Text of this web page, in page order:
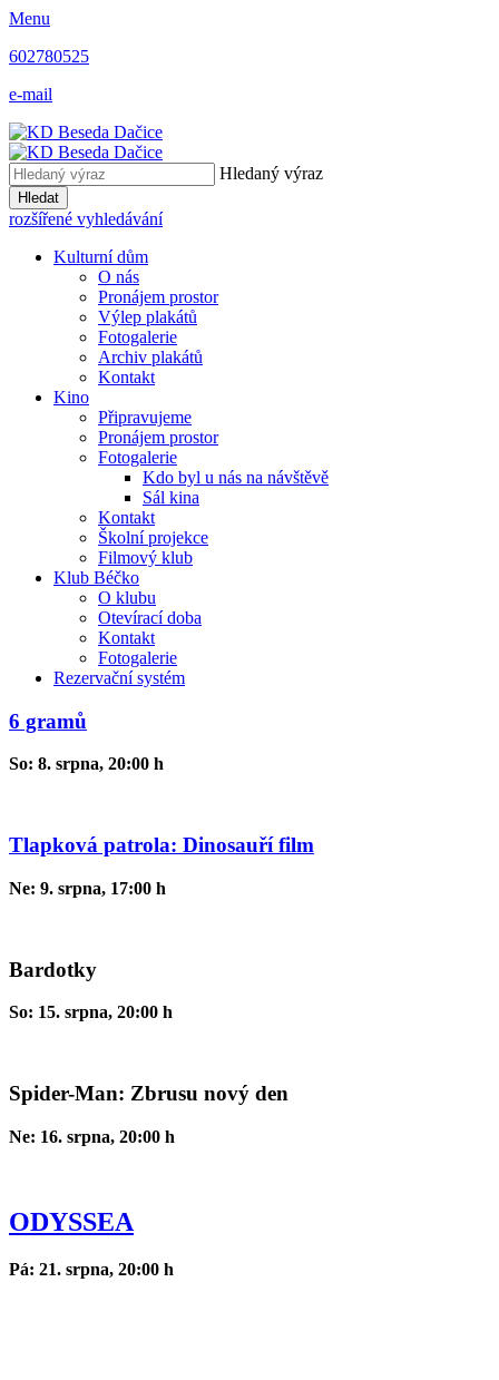
Menu
602780525
e-mail
Hledaný výraz
Hledat
rozšířené vyhledávání
Kulturní dům
O nás
Pronájem prostor
Výlep plakátů
Fotogalerie
Archiv plakátů
Kontakt
Kino
Připravujeme
Pronájem prostor
Fotogalerie
Kdo byl u nás na návštěvě
Sál kina
Kontakt
Školní projekce
Filmový klub
Klub Béčko
O klubu
Otevírací doba
Kontakt
Fotogalerie
Rezervační systém
6 gramů
So: 8. srpna, 20:00 h
Tlapková patrola: Dinosauří film
Ne: 9. srpna, 17:00 h
Bardotky
So: 15. srpna, 20:00 h
Spider-Man: Zbrusu nový den
Ne: 16. srpna, 20:00 h
ODYSSEA
Pá: 21. srpna, 20:00 h